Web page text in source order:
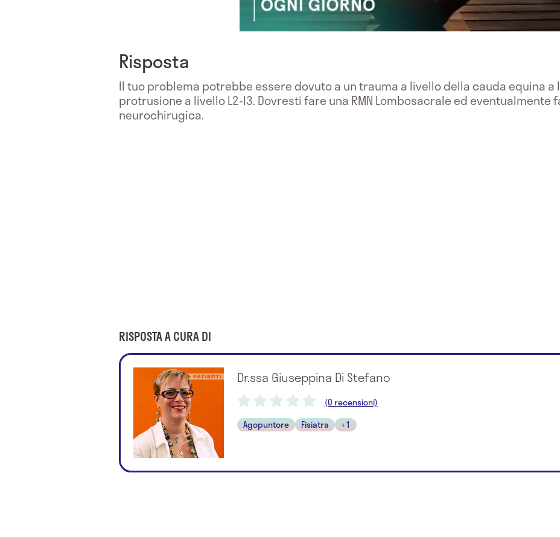
Risposta
Il tuo problema potrebbe essere dovuto a un trauma a livello della cauda equina a
protrusione a livello L2-l3. Dovresti fare una RMN Lombosacrale ed eventualmente
neurochirugica.
RISPOSTA A CURA DI
Dr.ssa Giuseppina Di Stefano
(0 recensioni)
Agopuntore
Fisiatra +1